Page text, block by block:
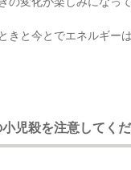
きと今とでエネルギー
児殺を注意してく